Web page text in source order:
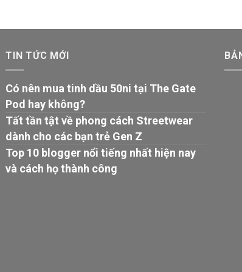
TIN TỨC MỚI
Có nên mua tinh dầu 50ni tại The Gate
Pod hay không?
Tất tần tật về phong cách Streetwear
dành cho các bạn trẻ Gen Z
Top 10 blogger nổi tiếng nhất hiện nay
và cách họ thành công